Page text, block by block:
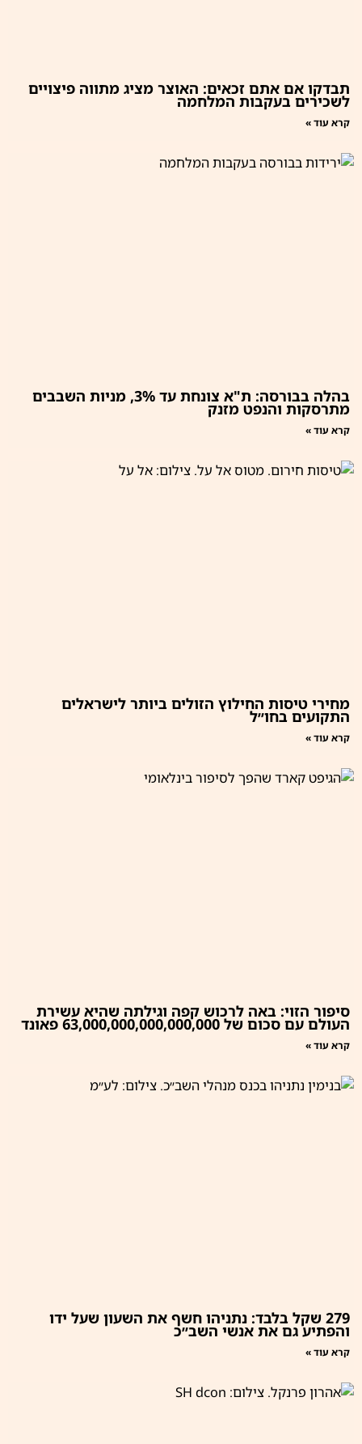
תבדקו אם אתם זכאים: האוצר מציג מתווה פיצויים
לשכירים בעקבות המלחמה
קרא עוד »
בהלה בבורסה: ת"א צונחת עד 3%, מניות השבבים
מתרסקות והנפט מזנק
קרא עוד »
מחירי טיסות החילוץ הזולים ביותר לישראלים
התקועים בחו״ל
קרא עוד »
סיפור הזוי: באה לרכוש קפה וגילתה שהיא עשירת
העולם עם סכום של 63,000,000,000,000,000 פאונד
קרא עוד »
279 שקל בלבד: נתניהו חשף את השעון שעל ידו
והפתיע גם את אנשי השב״כ
קרא עוד »